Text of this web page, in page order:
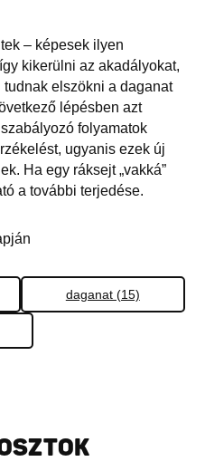
– képesek ilyen
kikerülni az akadályokat,
elszökni a daganat
lépésben azt
folyamatok
ugyanis ezek új
Ha egy ráksejt „vakká”
a további terjedése.
daganat (15)